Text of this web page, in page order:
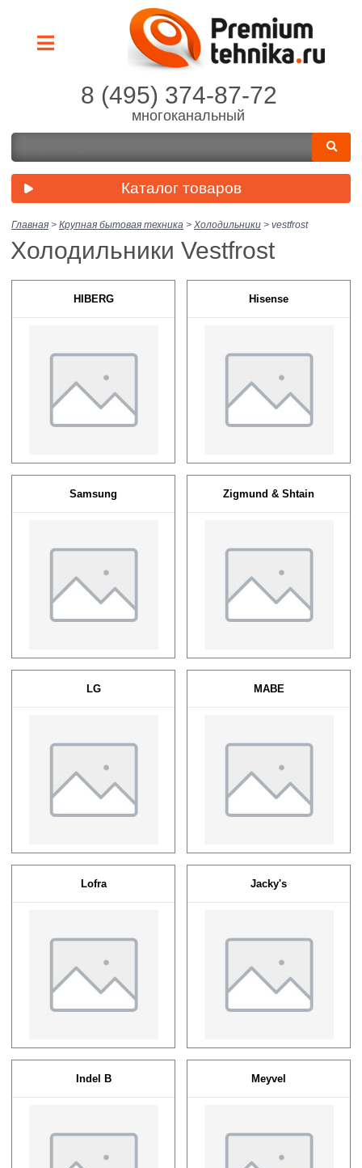
8 (495) 374-87-72
многоканальный
Каталог товаров
Главная > Крупная бытовая техника > Холодильники > vestfrost
Холодильники Vestfrost
HIBERG Hisense
Samsung Zigmund & Shtain
LG MABE
Lofra Jacky's
Indel B Meyvel